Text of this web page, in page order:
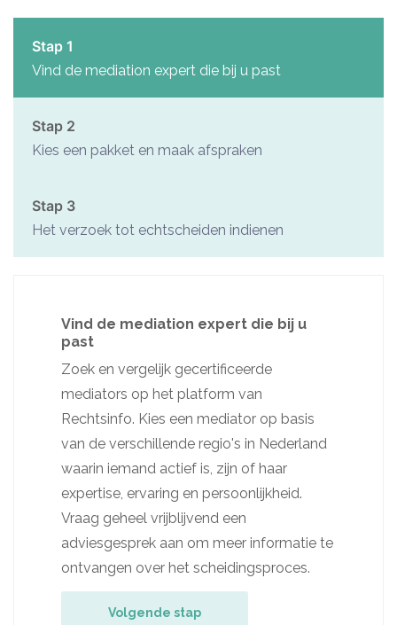
Stap 1
Vind de mediation expert die bij u past
Stap 2
Kies een pakket en maak afspraken
Stap 3
Het verzoek tot echtscheiden indienen
Vind de mediation expert die bij u
past
Zoek en vergelijk gecertificeerde
mediators op het platform van
Rechtsinfo. Kies een mediator op basis
van de verschillende regio's in Nederland
waarin iemand actief is, zijn of haar
expertise, ervaring en persoonlijkheid.
Vraag geheel vrijblijvend een
adviesgesprek aan om meer informatie te
ontvangen over het scheidingsproces.
Volgende stap